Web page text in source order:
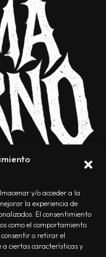
y/o acceder a la
la experiencia de
El consentimiento
como el comportamiento
consentir o retirar el
ciertas características y
POLÍTICA DE PRIVACIDAD